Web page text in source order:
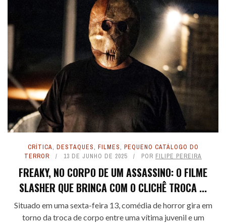
CRÍTICA, DESTAQUES, FILMES, PEQUENO CATÁLOGO DO
TERROR
13 DE JUNHO DE 2025 POR FILIPE PEREIRA
FREAKY, NO CORPO DE UM ASSASSINO: O FILME
SLASHER QUE BRINCA COM O CLICHÊ TROCA ...
Situado em uma sexta-feira 13, comédia de horror gira em
torno da troca de corpo entre uma vítima juvenil e um